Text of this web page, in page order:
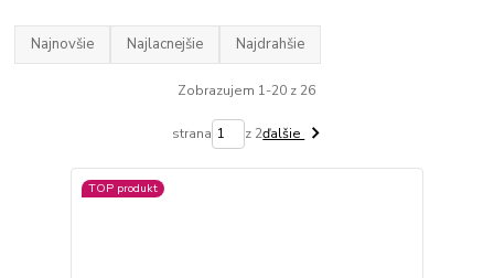
Najnovšie Najlacnejšie Najdrahšie
Zobrazujem 1-20 z 26
strana z 2ďalšie
TOP produkt